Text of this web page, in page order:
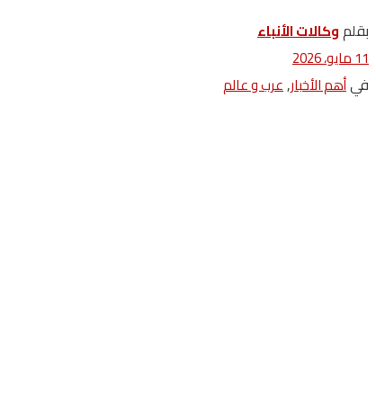
بقلموكالات‭ ‬الأنباء
11 مايو، 2026
فيأهم الأخبار,عرب و عالم